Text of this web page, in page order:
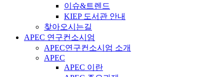
이슈&트렌드
KIEP 도서관 안내
찾아오시는길
APEC 연구컨소시엄
APEC연구컨소시엄 소개
APEC
APEC 이란